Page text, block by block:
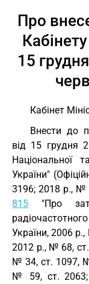
Про
15
Кабінет
Внести до
від 15 грудня
Національної
України"
3196; 2018 р., №
815 "Про
України, 2006
2012 р., № 68,
№ 34, ст. 1097,
№ 59, ст.